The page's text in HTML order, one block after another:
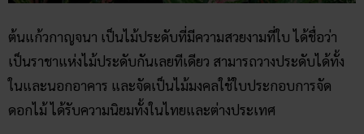
ต้นแก้วกาญจนา เป็นไม้ประดับที่มีความสวยงามที่ใบ ได้ชื่อว่า
เป็นราชาแห่งไม้ประดับกันเลยทีเดียว สามารถวางประดับได้ทั้ง
ในและนอกอาคาร และจัดเป็นไม้มงคลใช้ใบประกอบการจัด
ดอกไม้ ได้รับความนิยมทั้งในไทยและต่างประเทศ